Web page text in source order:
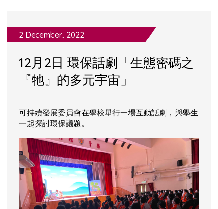
2 December, 2022
12月2日 環保話劇「生態密碼之
『牠』的多元宇宙」
可持續發展委員會在學校舉行一場互動話劇，與學生
一起探討環保議題。